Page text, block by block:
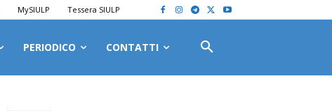
MySIULP Tessera SIULP
PERIODICO CONTATTI